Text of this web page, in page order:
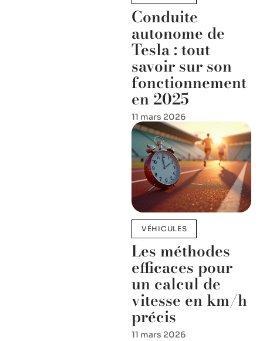
Conduite
autonome de
Tesla : tout
savoir sur son
fonctionnement
en 2025
11 mars 2026
VÉHICULES
Les méthodes
efficaces pour
un calcul de
vitesse en km/h
précis
11 mars 2026